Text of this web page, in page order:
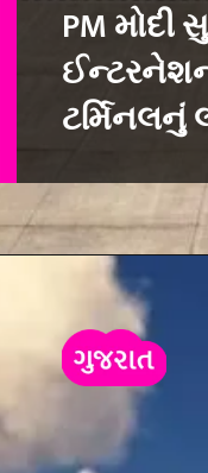
PM મોદી
ટર્મિનલનું